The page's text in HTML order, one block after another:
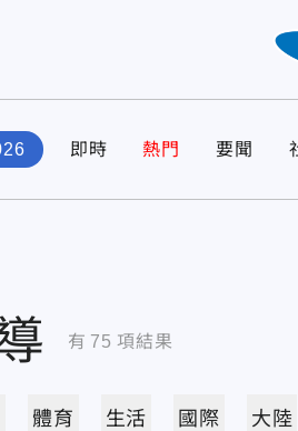
即時 熱門 要聞
有 75 項結果
體育 生活 國際 大陸